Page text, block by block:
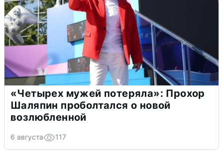
«Четырех мужей потеряла»: Прохор
Шаляпин проболтался о новой
возлюбленной
6 августа 117